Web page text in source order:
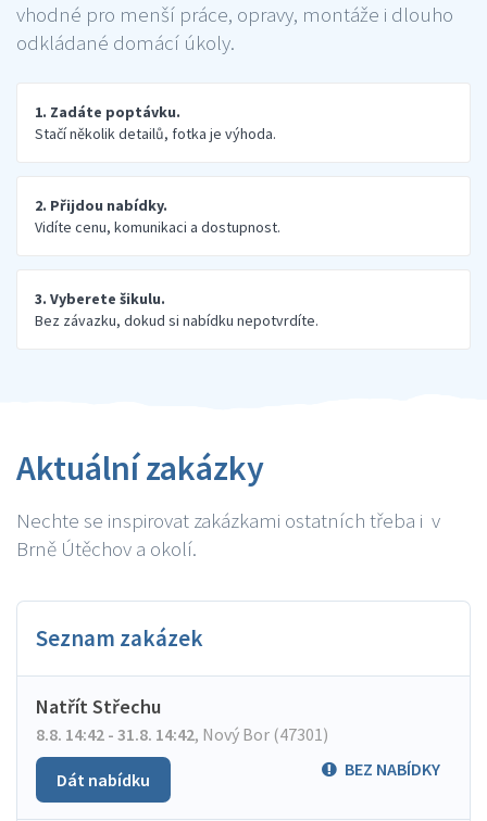
vhodné pro menší práce, opravy, montáže i dlouho
odkládané domácí úkoly.
1. Zadáte poptávku.
Stačí několik detailů, fotka je výhoda.
2. Přijdou nabídky.
Vidíte cenu, komunikaci a dostupnost.
3. Vyberete šikulu.
Bez závazku, dokud si nabídku nepotvrdíte.
Aktuální zakázky
Nechte se inspirovat zakázkami ostatních třeba i v
Brně Útěchov a okolí.
Seznam zakázek
Natřít Střechu
8.8. 14:42 - 31.8. 14:42, Nový Bor (47301)
BEZ NABÍDKY
Dát nabídku